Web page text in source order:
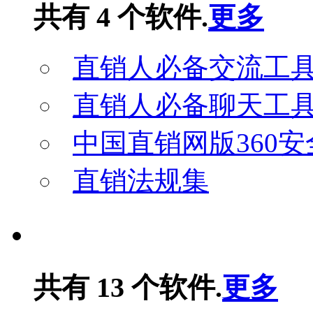
共有 4 个软件.更多
直销人必备交流工
直销人必备聊天工
中国直销网版360
直销法规集
共有 13 个软件.更多